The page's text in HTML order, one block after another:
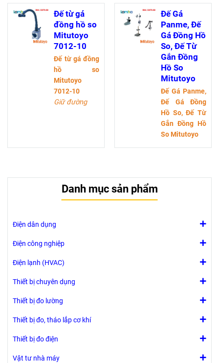
Đế từ gá
đồng hồ so
Mitutoyo
7012-10
Đế từ gá đồng
hồ so
Mitutoyo
7012-10
Giữ đường
Đế Gá
Panme, Đế
Gá Đồng Hồ
So, Đế Từ
Gắn Đồng
Hồ So
Mitutoyo
Đế Gá Panme,
Đế Gá Đồng
Hồ So, Đế Từ
Gắn Đồng Hồ
So Mitutoyo
Danh mục sản phẩm
Điện dân dụng
Điện công nghiệp
Điện lạnh (HVAC)
Thiết bị chuyên dụng
Thiết bị đo lường
Thiết bị đo, tháo lắp cơ khí
Thiết bị đo điện
Vật tư nhà máy